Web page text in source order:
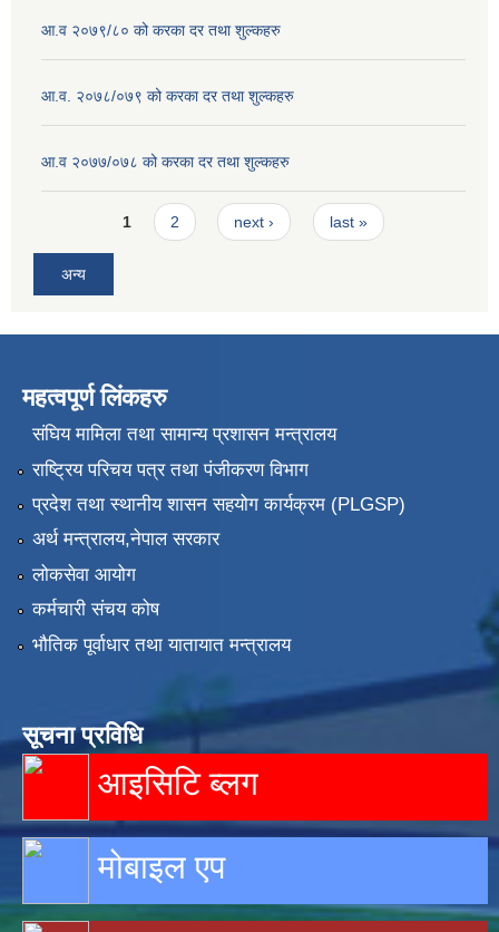
आ.व २०७९/८० को करका दर तथा शुल्कहरु
आ.व. २०७८/०७९ को करका दर तथा शुल्कहरु
आ.व २०७७/०७८ को करका दर तथा शुल्कहरु
Pages1 2 next › last »
अन्य
महत्वपूर्ण लिंकहरु
संघिय मामिला तथा सामान्य प्रशासन मन्त्रालय
राष्ट्रिय परिचय पत्र तथा पंजीकरण विभाग
प्रदेश तथा स्थानीय शासन सहयोग कार्यक्रम (PLGSP)
अर्थ मन्त्रालय,नेपाल सरकार
लोकसेवा आयोग
कर्मचारी संचय कोष
भौतिक पूर्वाधार तथा यातायात मन्त्रालय
सूचना प्रविधि
आइसिटि ब्लग
मोबाइल एप